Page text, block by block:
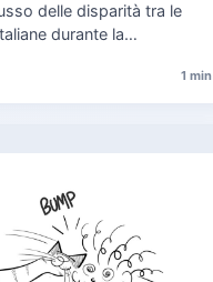
delle disparità tra le
durante la
1 min